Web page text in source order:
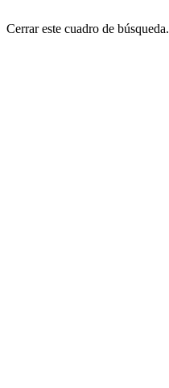
Cerrar este cuadro de búsqueda.